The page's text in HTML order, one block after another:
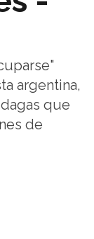
argentina,
que
de